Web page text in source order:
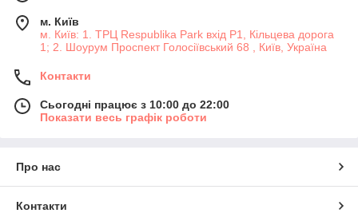
м. Київ
м. Київ: 1. ТРЦ Respublika Park вхід P1, Кільцева дорога
1; 2. Шоурум Проспект Голосіївський 68 , Київ, Україна
Контакти
Сьогодні працює з 10:00 до 22:00
Показати весь графік роботи
Про нас
Контакти